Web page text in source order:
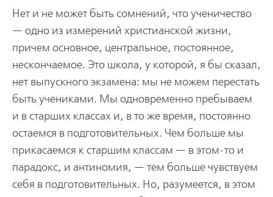
Нет и не может быть сомнений, что ученичество
— одно из измерений христианской жизни,
причем основное, центральное, постоянное,
нескончаемое. Это школа, у которой, я бы сказал,
нет выпускного экзамена: мы не можем перестать
быть учениками. Мы одновременно пребываем
и в старших классах и, в то же время, постоянно
остаемся в подготовительных. Чем больше мы
прикасаемся к старшим классам — в этом-то и
парадокс, и антиномия, — тем больше чувствуем
себя в подготовительных. Но, разумеется, в этом